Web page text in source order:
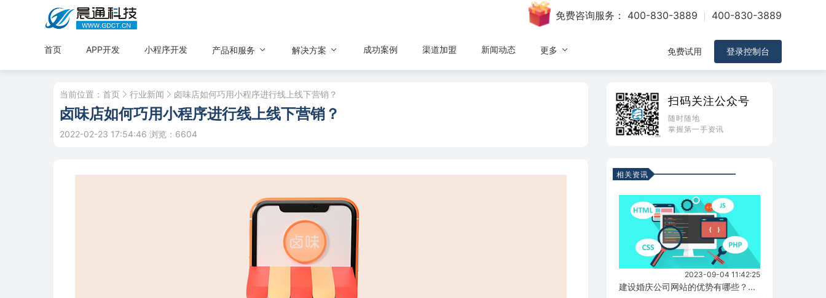
免费咨询服务： 400-830-3889 400-830-3889
首页 APP开发 小程序开发 产品和服务 解决方案 成功案例 渠道加盟 新闻动态 更多 免费试用 登录控制台
当前位置： 首页 行业新闻 卤味店如何巧用小程序进行线上线下营销？
卤味店如何巧用小程序进行线上线下营销？
2022-02-23 17:54:46 浏览：6604
扫码关注公众号
随时随地
掌握第一手资讯
相关资讯
2023-09-04 11:42:25
建设婚庆公司网站的优势有哪些？...